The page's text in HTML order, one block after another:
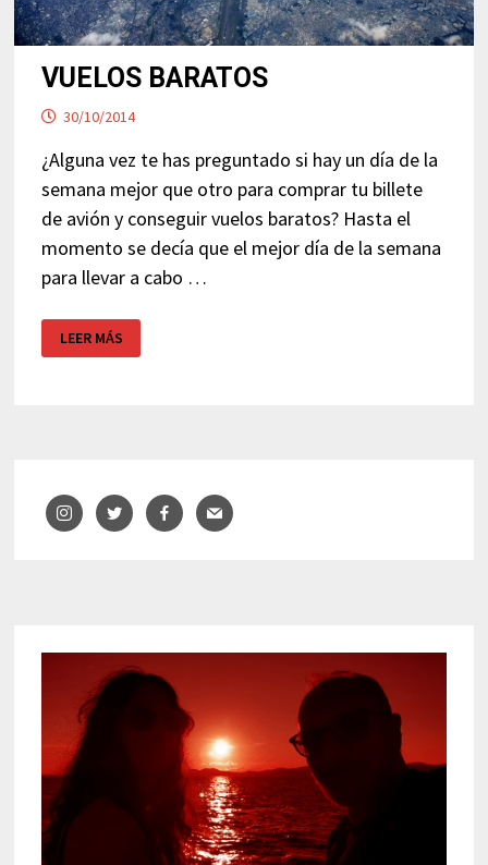
VUELOS BARATOS
30/10/2014
¿Alguna vez te has preguntado si hay un día de la
semana mejor que otro para comprar tu billete
de avión y conseguir vuelos baratos? Hasta el
momento se decía que el mejor día de la semana
para llevar a cabo …
VUELOS
BARATOS
LEER MÁS